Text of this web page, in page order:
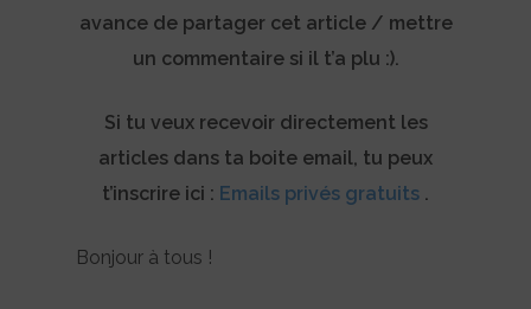
avance de partager cet article / mettre
un commentaire si il t’a plu :).
Si tu veux recevoir directement les
articles dans ta boite email, tu peux
t’inscrire ici : Emails privés gratuits .
Bonjour à tous !